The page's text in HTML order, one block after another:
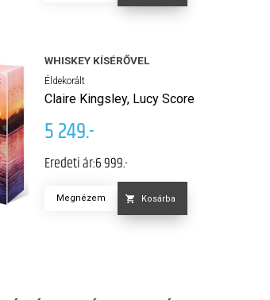
WHISKEY KÍSÉRŐVEL
Éldekorált
Claire Kingsley, Lucy Score
5 249.-
Eredeti ár:6 999.-
Megnézem Kosárba